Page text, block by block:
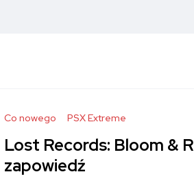
Co nowego PSX Extreme
Lost Records: Bloom &
zapowiedź